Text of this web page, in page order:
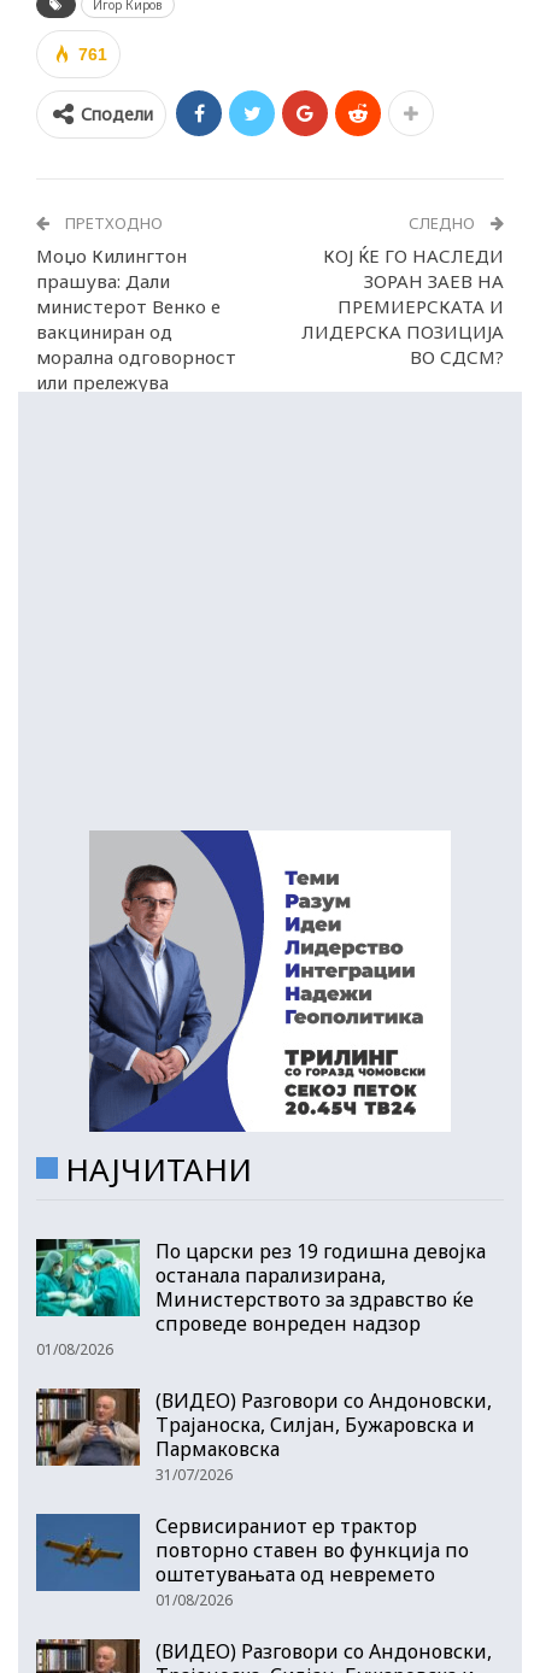
Игор Киров
761
Сподели
ПРЕТХОДНО
Моџо Килингтон
прашува: Дали
министерот Венко е
вакциниран од
морална одговорност
или прележува
СЛЕДНО
КОЈ ЌЕ ГО НАСЛЕДИ
ЗОРАН ЗАЕВ НА
ПРЕМИЕРСКАТА И
ЛИДЕРСКА ПОЗИЦИЈА
ВО СДСМ?
НАЈЧИТАНИ
По царски рез 19 годишна девојка
останала парализирана,
Министерството за здравство ќе
спроведе вонреден надзор
01/08/2026
(ВИДЕО) Разговори со Андоновски,
Трајаноска, Силјан, Бужаровска и
Пармаковска
31/07/2026
Сервисираниот ер трактор
повторно ставен во функција по
оштетувањата од невремето
01/08/2026
(ВИДЕО) Разговори со Андоновски,